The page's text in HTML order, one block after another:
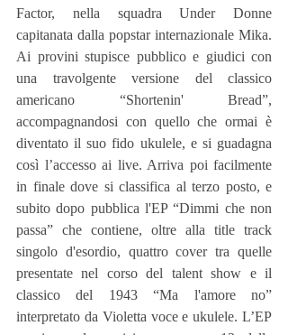
Factor, nella squadra Under Donne
capitanata dalla popstar internazionale Mika.
Ai provini stupisce pubblico e giudici con
una travolgente versione del classico
americano “Shortenin' Bread”,
accompagnandosi con quello che ormai è
diventato il suo fido ukulele, e si guadagna
così l’accesso ai live. Arriva poi facilmente
in finale dove si classifica al terzo posto, e
subito dopo pubblica l'EP “Dimmi che non
passa” che contiene, oltre alla title track
singolo d'esordio, quattro cover tra quelle
presentate nel corso del talent show e il
classico del 1943 “Ma l'amore no”
interpretato da Violetta voce e ukulele. L’EP